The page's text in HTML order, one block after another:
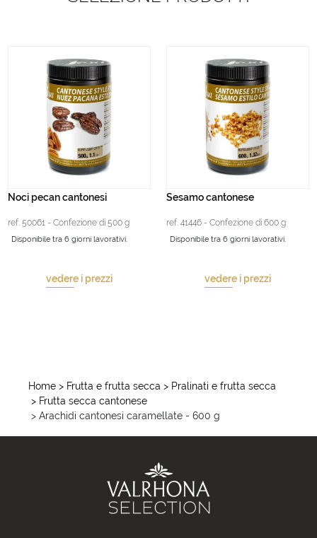
Noci pecan cantonesi
ref. 50061 - Confezione di 500 g
Disponibile tra 6 giorni lavorativi.
vedere i prezzi
Sesamo cantonese
ref. 41446 - Confezione di 600 g
Disponibile tra 6 giorni lavorativi.
vedere i prezzi
Home > Frutta e frutta secca > Pralinati e frutta secca
> Frutta secca cantonese
> Arachidi cantonesi caramellate - 600 g